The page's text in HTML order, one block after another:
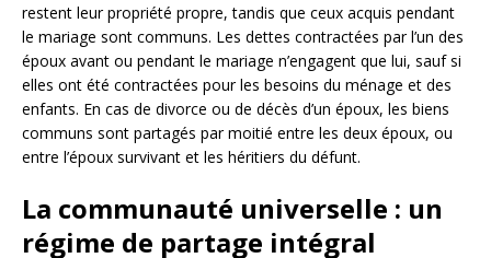
restent leur propriété propre, tandis que ceux acquis pendant
le mariage sont communs. Les dettes contractées par l’un des
époux avant ou pendant le mariage n’engagent que lui, sauf si
elles ont été contractées pour les besoins du ménage et des
enfants. En cas de divorce ou de décès d’un époux, les biens
communs sont partagés par moitié entre les deux époux, ou
entre l’époux survivant et les héritiers du défunt.
La communauté universelle : un
régime de partage intégral